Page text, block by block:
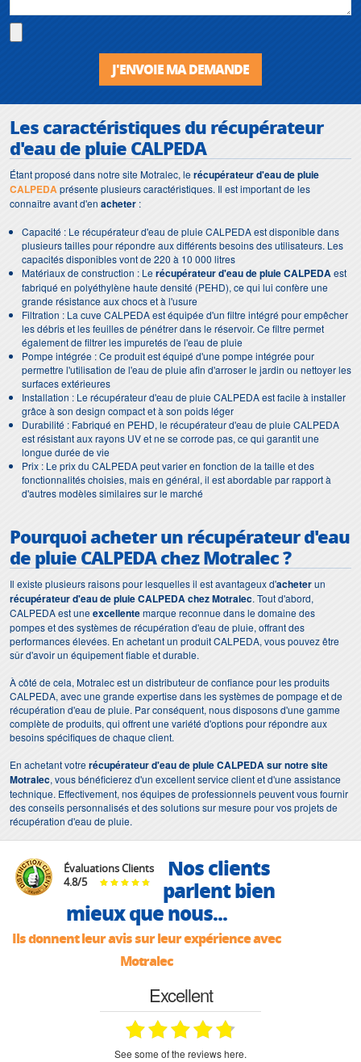
J'ENVOIE MA DEMANDE
Les caractéristiques durécupérateur
d'eau de pluie CALPEDA
Étant proposé dans notre site Motralec, lerécupérateur d'eau de pluie
CALPEDAprésente plusieurs caractéristiques. Il est important de les
connaître avant d'en acheter :
Capacité : Le récupérateur d'eau de pluie CALPEDA est disponible dans
plusieurs tailles pour répondre aux différents besoins des utilisateurs. Les
capacités disponibles vont de 220 à 10 000 litres
Matériaux de construction : Lerécupérateur d'eau de pluie CALPEDAest
fabriqué en polyéthylène haute densité (PEHD), ce qui lui confère une
grande résistance aux chocs et à l'usure
Filtration : La cuve CALPEDA est équipée d'un filtre intégré pour empêcher
les débris et les feuilles de pénétrer dans le réservoir. Ce filtre permet
également de filtrer les impuretés de l'eau de pluie
Pompe intégrée : Ce produit est équipé d'une pompe intégrée pour
permettre l'utilisation de l'eau de pluie afin d'arroser le jardin ou nettoyer les
surfaces extérieures
Installation : Le récupérateur d'eau de pluie CALPEDA est facile à installer
grâce à son design compact et à son poids léger
Durabilité : Fabriqué en PEHD, le récupérateur d'eau de pluie CALPEDA
est résistant aux rayons UV et ne se corrode pas, ce qui garantit une
longue durée de vie
Prix : Le prix du CALPEDA peut varier en fonction de la taille et des
fonctionnalités choisies, mais en général, il est abordable par rapport à
d'autres modèles similaires sur le marché
Pourquoi acheter unrécupérateur d'eau
de pluie CALPEDAchez Motralec ?
Il existe plusieurs raisons pour lesquelles il est avantageux d'acheterun
récupérateur d'eau de pluie CALPEDA chez Motralec. Tout d'abord,
CALPEDA est uneexcellentemarque reconnue dans le domaine des
pompes et des systèmes de récupération d'eau de pluie, offrant des
performances élevées. En achetant un produit CALPEDA, vous pouvez être
sûr d'avoir un équipement fiable et durable.
À côté de cela, Motralec est un distributeur de confiance pour les produits
CALPEDA, avec une grande expertise dans les systèmes de pompage et de
récupération d'eau de pluie. Par conséquent, nous disposons d'une gamme
complète de produits, qui offrent une variété d'options pour répondre aux
besoins spécifiques de chaque client.
En achetant votrerécupérateur d'eau de pluie CALPEDA sur notre site
Motralec, vous bénéficierez d'un excellent service client et d'une assistance
technique. Effectivement, nos équipes de professionnels peuvent vous fournir
des conseils personnalisés et des solutions sur mesure pour vos projets de
récupération d'eau de pluie.
Évaluations Clients
4.8/5
Nos clients
parlent bien
mieux que nous...
Ils donnent leur avis sur leur expérience avec
Motralec
Excellent
see some of the reviews here.